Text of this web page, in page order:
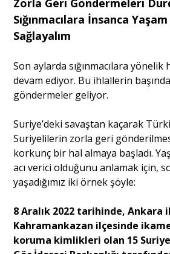
Zorla Geri Göndermeleri
Sığınmacılara İnsanca
Sağlayalım
Son aylarda sığınmacılara
devam ediyor. Bu ihlallerin
göndermeler geliyor.
Suriye’deki savaştan kaçarak
Suriyelilerin zorla geri
korkunç bir hal almaya başladı.
acı verici olduğunu anlamak için,
yaşadığımız iki örnek şöyle:
8 Aralık 2022 tarihinde, Ankara
Kahramankazan ilçesinde
koruma kimlikleri olan 15